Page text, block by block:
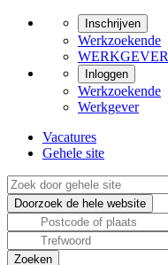
Inschrijven
Werkzoekende
WERKGEVER
Inloggen
Werkzoekende
Werkgever
Vacatures
Gehele site